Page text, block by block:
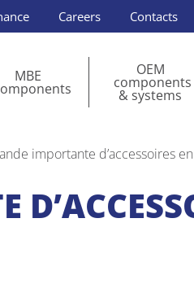
Careers Contacts
MBE OEM
components
& systems
importante d’accessoires